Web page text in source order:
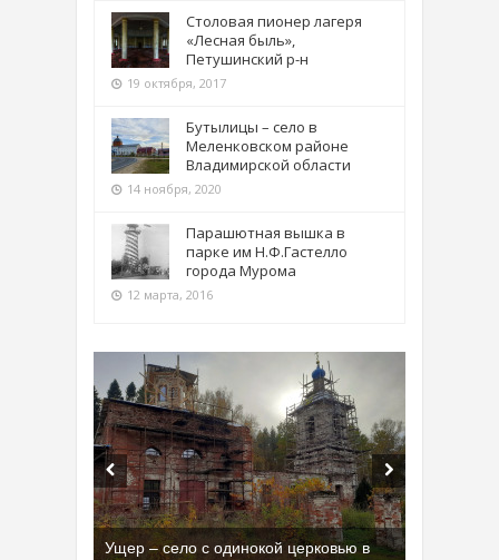
Столовая пионер лагеря
«Лесная быль»,
Петушинский р-н
19 октября, 2017
Бутылицы – село в
Меленковском районе
Владимирской области
14 ноября, 2020
Парашютная вышка в
парке им Н.Ф.Гастелло
города Мурома
12 марта, 2016
Ущер – село с одинокой церковью в